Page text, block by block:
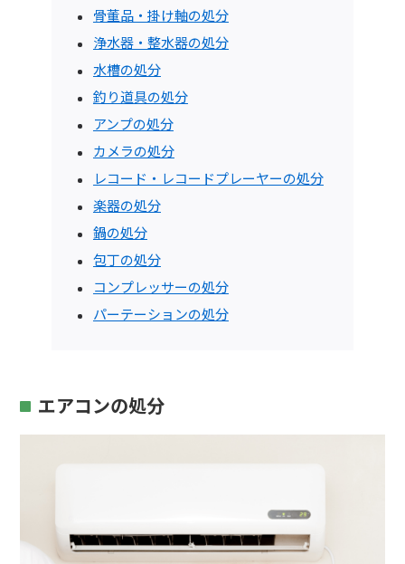
骨董品・掛け軸の処分
浄水器・整水器の処分
水槽の処分
釣り道具の処分
アンプの処分
カメラの処分
レコード・レコードプレーヤーの処分
楽器の処分
鍋の処分
包丁の処分
コンプレッサーの処分
パーテーションの処分
エアコンの処分